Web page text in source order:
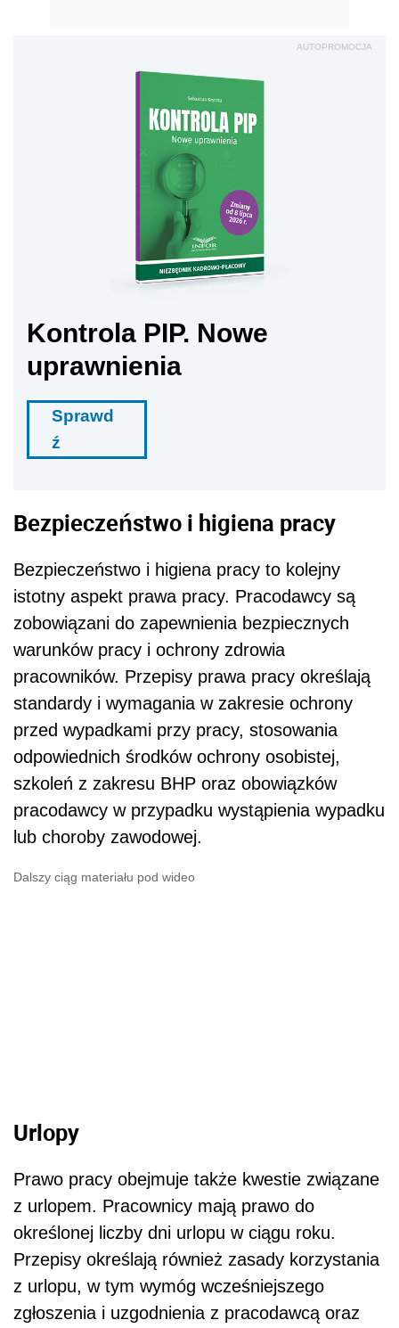
AUTOPROMOCJA
Kontrola PIP. Nowe
uprawnienia
Sprawd
ź
Bezpieczeństwo i higiena pracy
Bezpieczeństwo i higiena pracy to kolejny
istotny aspekt prawa pracy. Pracodawcy są
zobowiązani do zapewnienia bezpiecznych
warunków pracy i ochrony zdrowia
pracowników. Przepisy prawa pracy określają
standardy i wymagania w zakresie ochrony
przed wypadkami przy pracy, stosowania
odpowiednich środków ochrony osobistej,
szkoleń z zakresu BHP oraz obowiązków
pracodawcy w przypadku wystąpienia wypadku
lub choroby zawodowej.
Dalszy ciąg materiału pod wideo
Urlopy
Prawo pracy obejmuje także kwestie związane
z urlopem. Pracownicy mają prawo do
określonej liczby dni urlopu w ciągu roku.
Przepisy określają również zasady korzystania
z urlopu, w tym wymóg wcześniejszego
zgłoszenia i uzgodnienia z pracodawcą oraz